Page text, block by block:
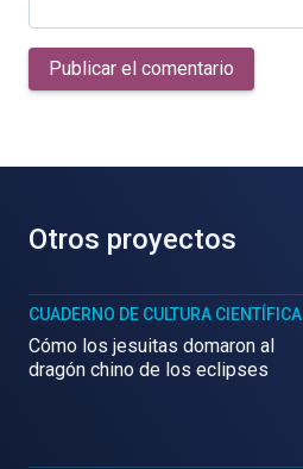
Publicar el comentario
Otros proyectos
CUADERNO DE CULTURA CIENTÍFICA
Cómo los jesuitas domaron al
dragón chino de los eclipses